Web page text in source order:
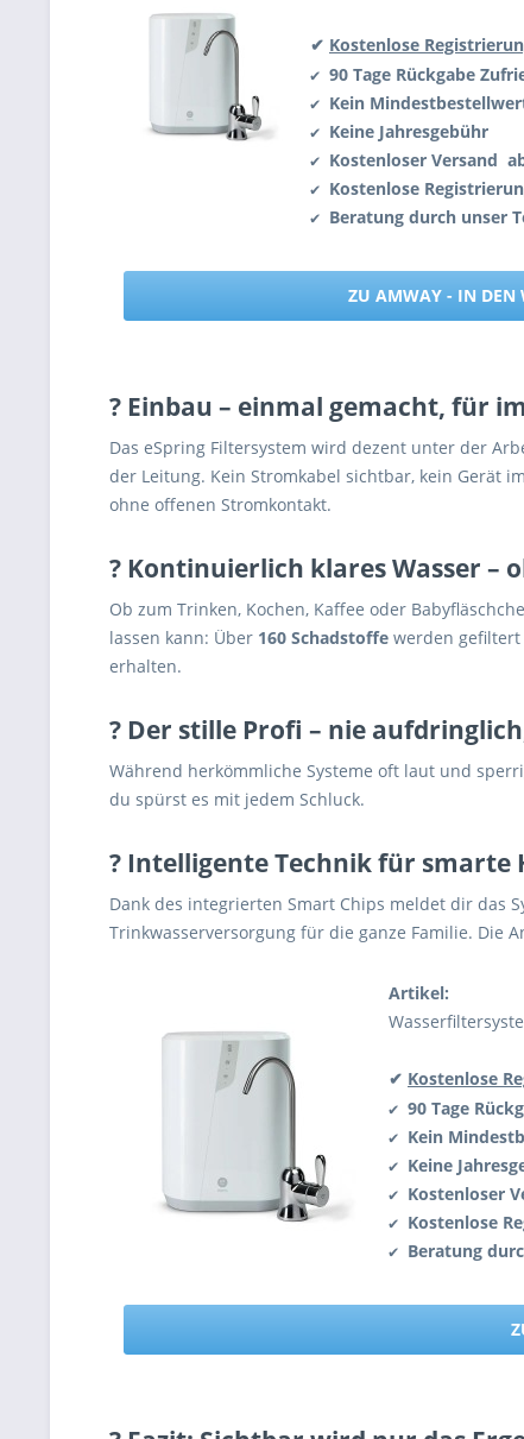
✔ Kostenlose
✔ 90 Tage Rückgabe
✔ Kein
✔ Keine Jahresgebühr
✔ Kostenloser Versand
✔ Kostenlose
✔ Beratung durch unser
ZU AMWAY - IN DEN
?️ Einbau – einmal gemacht, für
Das eSpring Filtersystem wird dezent unter der
der Leitung. Kein Stromkabel sichtbar, kein Gerät
ohne offenen Stromkontakt.
? Kontinuierlich klares Wasser –
Ob zum Trinken, Kochen, Kaffee oder
lassen kann: Über 160 Schadstoffe werden
erhalten.
? Der stille Profi – nie
Während herkömmliche Systeme oft laut und
du spürst es mit jedem Schluck.
? Intelligente Technik für smarte
Dank des integrierten Smart Chips meldet dir das
Trinkwasserversorgung für die ganze Familie. Die
Artikel:
✔ Kostenlose
✔ 90 Tage
✔ Kein
✔ Keine
✔ Kostenloser
✔ Kostenlose
✔ Beratung